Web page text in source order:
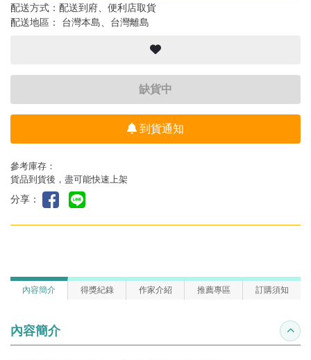
配送方式：配送到府、便利店取貨
配送地區： 台灣本島、台灣離島
缺貨中
到貨通知
參考庫存：
貨品到貨後，盡可能快速上架
分享：
內容簡介 得獎紀錄 作家介紹 推薦專區 訂購須知
內容簡介 收合